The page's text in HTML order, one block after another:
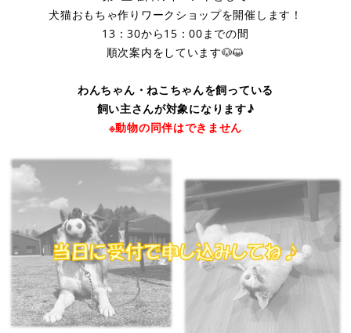
犬猫おもちゃ作りワークショップを開催します！
13：30から15：00までの間
順次案内をしています🐶😺
わんちゃん・ねこちゃんを飼っている
飼い主さんが対象になります♪
※動物の同伴はできません